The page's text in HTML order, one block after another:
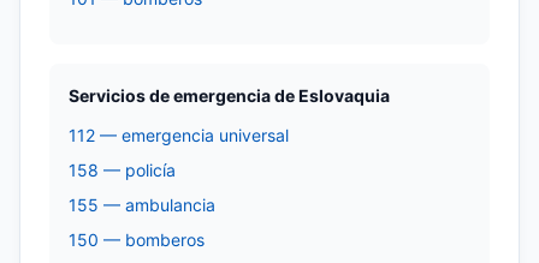
Servicios de emergencia de Eslovaquia
112 — emergencia universal
158 — policía
155 — ambulancia
150 — bomberos